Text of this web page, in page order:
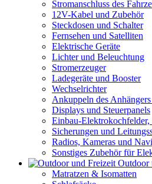
Stromanschluss des
12V-Kabel und Zubehör
Steckdosen und Schalter
Fernsehen und Satelliten
Elektrische Geräte
Lichter und Beleuchtung
Stromerzeuger
Ladegeräte und Booster
Wechselrichter
Ankuppeln des
Displays und Steuerpanels
Einbau-
Sicherungen und
Radios, Kameras und
Sonstiges Zubehör für
Outdoor
Matratzen & Isomatten